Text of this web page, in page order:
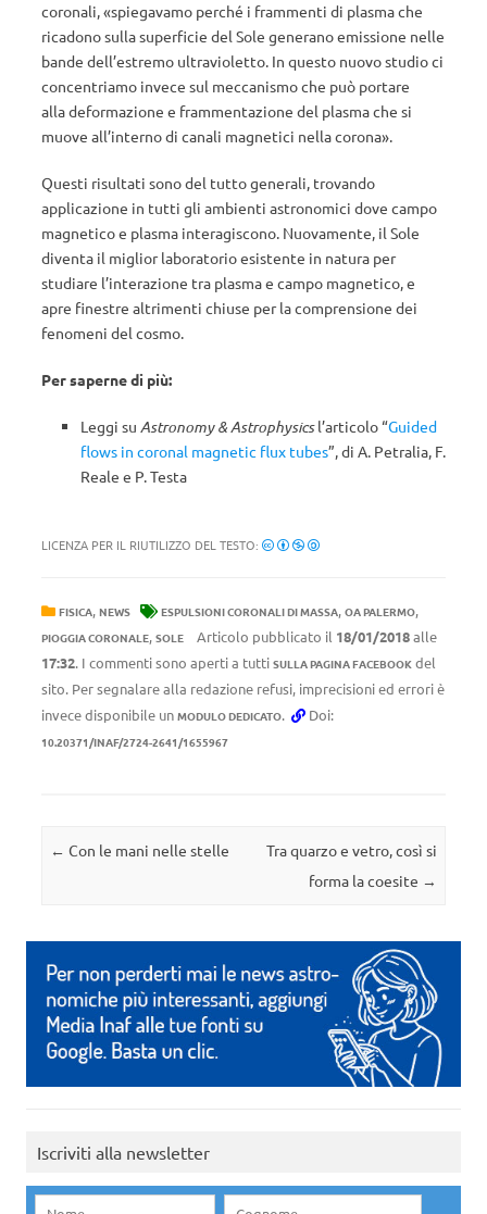
coronali, «spiegavamo perché i frammenti di plasma che
ricadono sulla superficie del Sole generano emissione nelle
bande dell’estremo ultravioletto. In questo nuovo studio ci
concentriamo invece sul meccanismo che può portare
alla deformazione e frammentazione del plasma che si
muove all’interno di canali magnetici nella corona».
Questi risultati sono del tutto generali, trovando
applicazione in tutti gli ambienti astronomici dove campo
magnetico e plasma interagiscono. Nuovamente, il Sole
diventa il miglior laboratorio esistente in natura per
studiare l’interazione tra plasma e campo magnetico, e
apre finestre altrimenti chiuse per la comprensione dei
fenomeni del cosmo.
Per saperne di più:
Leggi su Astronomy & Astrophysicsl’articolo “Guided
flows in coronal magnetic flux tubes”, di A. Petralia, F.
Reale e P. Testa
LICENZA PER IL RIUTILIZZO DEL TESTO:
FISICA, NEWS ESPULSIONI CORONALI DI MASSA, OA PALERMO,
PIOGGIA CORONALE, SOLE Articolo pubblicato il 18/01/2018alle
17:32. I commenti sono aperti a tutti SULLA PAGINA FACEBOOK del
sito. Per segnalare alla redazione refusi, imprecisioni ed errori è
invece disponibile un MODULO DEDICATO. Doi:
10.20371/INAF/2724-2641/1655967
Navigazione articolo
← Con le mani nelle stelle
Tra quarzo e vetro, così si
forma la coesite →
Iscriviti alla newsletter